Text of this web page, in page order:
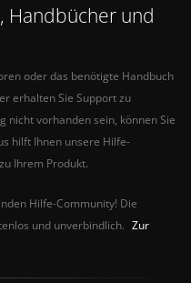
Handbücher und
oder das benötigte Handbuch
erhalten Sie Support zu
nicht vorhanden sein, können Sie
hilft Ihnen unsere Hilfe-
Ihrem Produkt.
Hilfe-Community! Die
und unverbindlich. Zur